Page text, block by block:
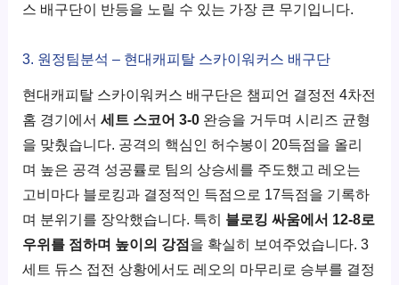
스 배구단이 반등을 노릴 수 있는 가장 큰 무기입니다.
3. 원정팀분석 – 현대캐피탈 스카이워커스 배구단
현대캐피탈 스카이워커스 배구단은 챔피언 결정전 4차전
홈 경기에서세트 스코어 3-0 완승을 거두며 시리즈 균형
을 맞췄습니다. 공격의 핵심인 허수봉이 20득점을 올리
며 높은 공격 성공률로 팀의 상승세를 주도했고 레오는
고비마다 블로킹과 결정적인 득점으로 17득점을 기록하
며 분위기를 장악했습니다. 특히 블로킹 싸움에서 12-8로
우위를 점하며 높이의 강점을 확실히 보여주었습니다. 3
세트 듀스 접전 상황에서도 레오의 마무리로 승부를 결정